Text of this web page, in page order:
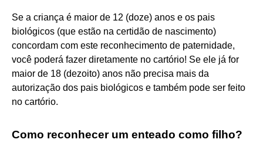
Se a criança é maior de 12 (doze) anos e os pais
biológicos (que estão na certidão de nascimento)
concordam com este reconhecimento de paternidade,
você poderá fazer diretamente no cartório! Se ele já for
maior de 18 (dezoito) anos não precisa mais da
autorização dos pais biológicos e também pode ser feito
no cartório.
Como reconhecer um enteado como filho?